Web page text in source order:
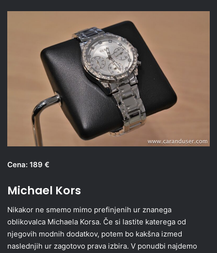
Cena: 189 €
Michael Kors
Nikakor ne smemo mimo prefinjenih ur znanega
oblikovalca Michaela Korsa. Če si lastite katerega od
njegovih modnih dodatkov, potem bo kakšna izmed
naslednjih ur zagotovo prava izbira. V ponudbi najdemo